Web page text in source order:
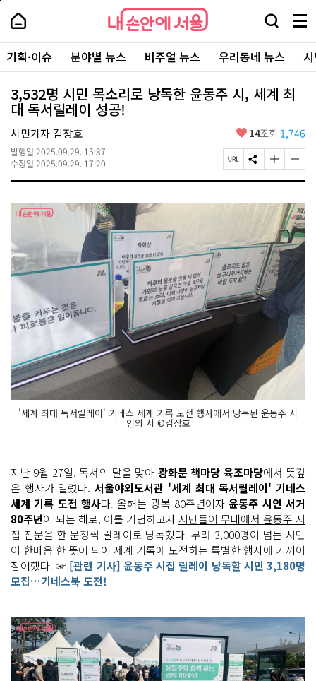
본
로
가
기
내
손
안
에
서
울
-
서
울
시
대
표
소
통
포
내
손
에
서
울
검
창
열
기
메
뉴
전
체
보
주
요
서
기획·이슈 분야별 뉴스 비주얼 뉴스 우리동네 뉴스
3,532명 시민 목소리로 낭독한 윤동주 시, 세계 최
대 독서릴레이 성공!
시민기자 김장호
발행일 2025.09.29. 15:37
수정일 2025.09.29. 17:20
좋
요
14조회 1,746
페
이
U
복
사
S
N
공
유
하
기
글
자
기
크
게
변
경
하
기
글
자
기
작
게
변
경
하
기
'세계 최대 독서릴레이' 기네스 세계 기록 도전 행사에서 낭독된 윤동주 시
인의 시 ©김장호
지난 9월 27일, 독서의 달을 맞아 광화문 책마당 육조마당에서 뜻깊
은 행사가 열렸다.서울야외도서관 '세계 최대 독서릴레이' 기네스
세계 기록 도전 행사다. 올해는 광복 80주년이자윤동주 시인 서거
80주년이 되는 해로, 이를 기념하고자시민들이 무대에서 윤동주 시
집 전문을 한 문장씩 릴레이로 낭독했다. 무려 3,000명이 넘는 시민
이 한마음 한 뜻이 되어 세계 기록에 도전하는 특별한 행사에 기꺼이
참여했다. ☞ [관련 기사] 윤동주 시집 릴레이 낭독할 시민 3,180명
모집…기네스북 도전!
페
상
단
으
로